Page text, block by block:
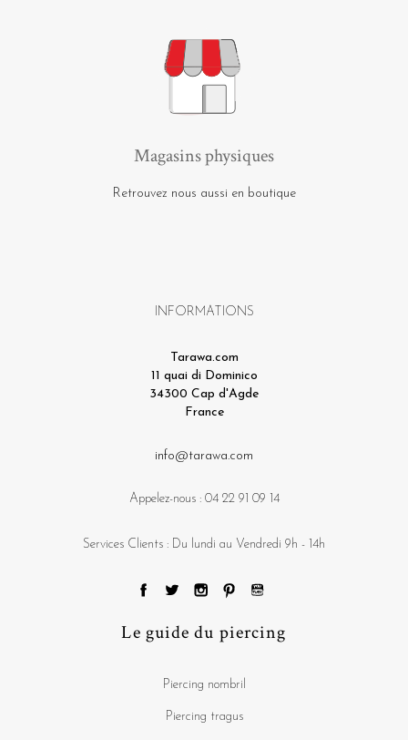
Magasins physiques
Retrouvez nous aussi en boutique
INFORMATIONS
Tarawa.com
11 quai di Dominico
34300 Cap d'Agde
France
info@tarawa.com
Appelez-nous : 04 22 91 09 14
Services Clients : Du lundi au Vendredi 9h - 14h
Le guide du piercing
Piercing nombril
Piercing tragus